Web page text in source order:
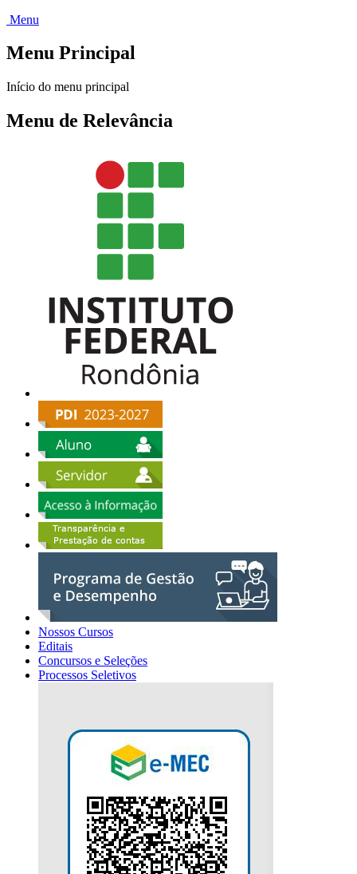
Menu
Menu Principal
Início do menu principal
Menu de Relevância
Nossos Cursos
Editais
Concursos e Seleções
Processos Seletivos